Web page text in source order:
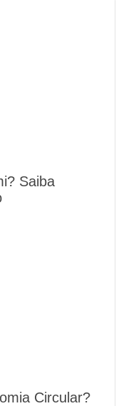
Saiba
Circular?